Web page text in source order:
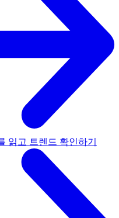
읽고 트렌드 확인하기